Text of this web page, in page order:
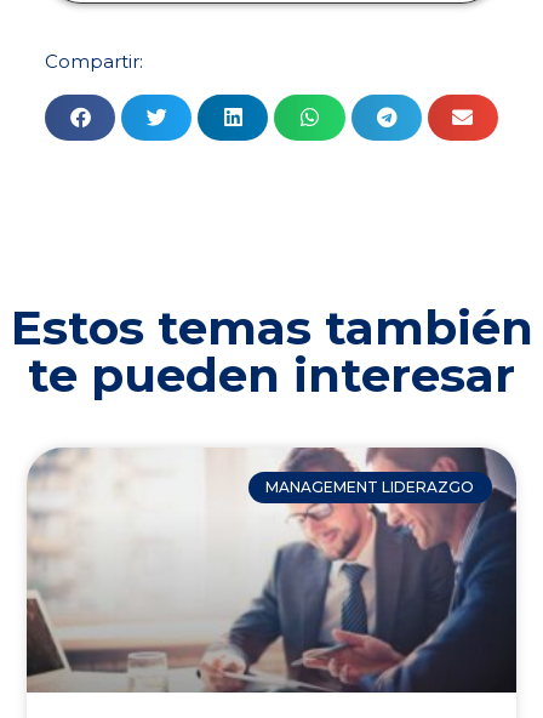
Compartir:
Estos temas también
te pueden interesar
MANAGEMENT LIDERAZGO